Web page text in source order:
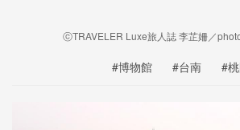
ⓒTRAVELER Luxe旅人誌 李芷姍／
#博物館 #台南 #